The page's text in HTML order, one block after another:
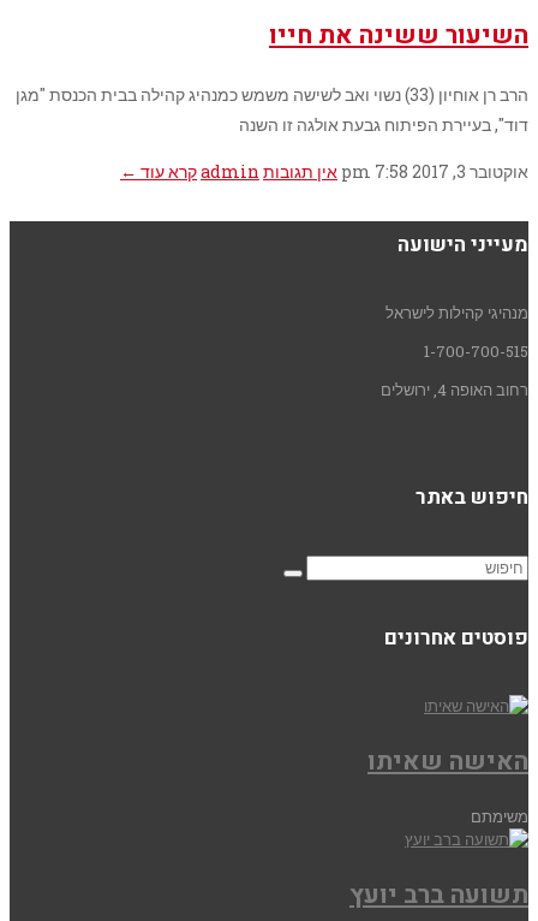
השיעור ששינה את חייו
הרב רן אוחיון (33) נשוי ואב לשישה משמש כמנהיג קהילה בבית הכנסת "מגן
דוד", בעיירת הפיתוח גבעת אולגה זו השנה
אוקטובר 3, 2017 7:58 pm אין תגובות adminקרא עוד ←
מעייני הישועה
מנהיגי קהילות לישראל
1-700-700-515
רחוב האופה 4, ירושלים
חיפוש באתר
פוסטים אחרונים
האישה שאיתו
משימתם
תשועה ברב יועץ